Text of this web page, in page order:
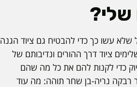
שלי?
שלא עשו כך כדי להבטיח גם ציוד הגנה
ציוד דרך ההורים ונדיבותם של
כדי לקנות להם את כל מה שהם
רבקה נריה-בן שחר תוהה: מה עוד